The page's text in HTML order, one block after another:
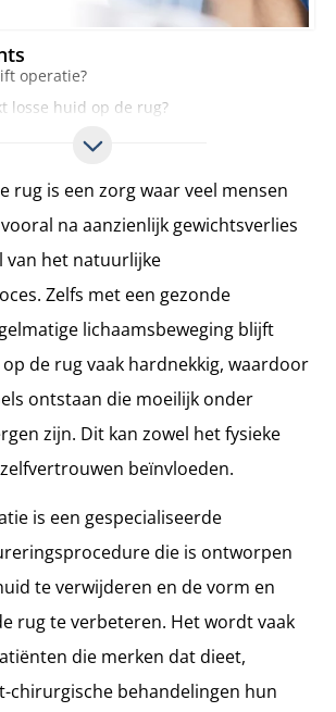
operatie?
losse huid op de rug?
of uitgebreide ruglift
ruglift operatie aanbevolen?
vs Liposuctie
de ruglift operatie
en planning
en huidverwijdering
zorg
een ruglift operatie
operatie: wat te verwachten
Turkije met MCAN Health
ondersteunt
rug is een zorg waar veel mensen
na aanzienlijk gewichtsverlies
van het natuurlijke
Zelfs met een gezonde
lichaamsbeweging blijft
de rug vaak hardnekkig, waardoor
ontstaan die moeilijk onder
zijn. Dit kan zowel het fysieke
beïnvloeden.
is een gespecialiseerde
die is ontworpen
te verwijderen en de vorm en
rug te verbeteren. Het wordt vaak
die merken dat dieet,
chirurgische behandelingen hun